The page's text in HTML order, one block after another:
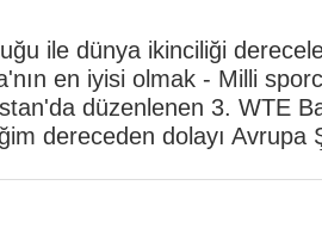
ile dünya ikinciliği
en iyisi olmak - Milli
düzenlenen 3. WTE
dereceden dolayı Avrupa